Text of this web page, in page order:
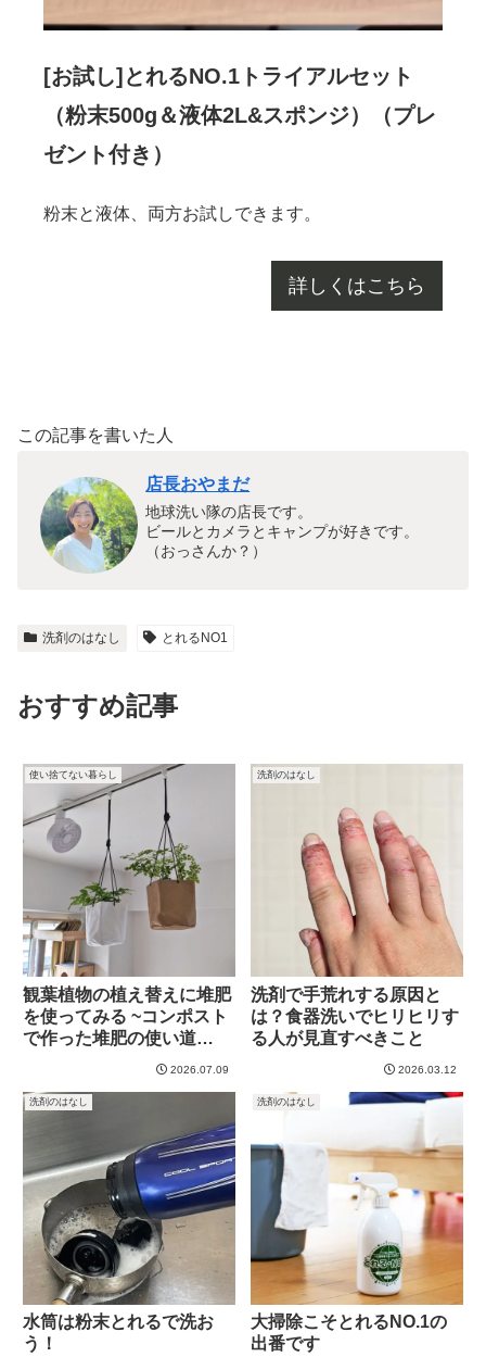
[お試し]とれるNO.1トライアルセット
（粉末500g＆液体2L&スポンジ）（プレ
ゼント付き）
粉末と液体、両方お試しできます。
詳しくはこちら
この記事を書いた人
店長おやまだ
地球洗い隊の店長です。
ビールとカメラとキャンプが好きです。
（おっさんか？）
洗剤のはなし とれるNO1
おすすめ記事
使い捨てない暮らし
観葉植物の植え替えに堆肥
を使ってみる ~コンポスト
で作った堆肥の使い道
2026.07.09
洗剤のはなし
洗剤で手荒れする原因と
は？食器洗いでヒリヒリす
る人が見直すべきこと
2026.03.12
洗剤のはなし
水筒は粉末とれるで洗お
う！
洗剤のはなし
大掃除こそとれるNO.1の
出番です